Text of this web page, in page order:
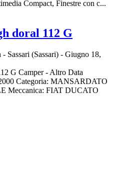
Compact, Finestre con c...
doral 112 G
- Sassari (Sassari) - Giugno 18,
G Camper - Altro Data
Categoria: MANSARDATO
Meccanica: FIAT DUCATO